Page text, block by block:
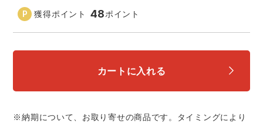
ネーム刺繍・プリント加工対象商品
イーブンリバー
獲得ポイント 48ポイント
カートに入れる
※納期について、お取り寄せの商品です。タイミングにより